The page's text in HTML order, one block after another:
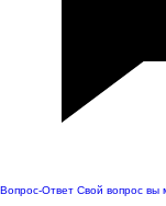
Вопрос-Ответ Свой вопрос вы